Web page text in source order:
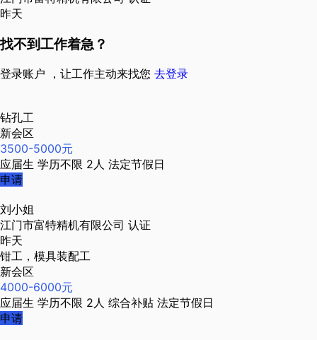
昨天
找不到工作着急？
登录账户 ，让工作主动来找您 去登录
钻孔工
新会区
3500-5000元
应届生 学历不限 2人 法定节假日
申请
刘小姐
江门市富特精机有限公司 认证
昨天
钳工，模具装配工
新会区
4000-6000元
应届生 学历不限 2人 综合补贴 法定节假日
申请